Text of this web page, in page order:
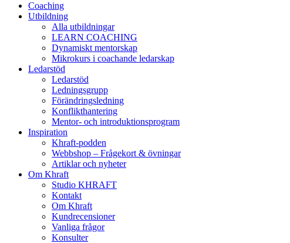
Coaching
Utbildning
Alla utbildningar
LEARN COACHING
Dynamiskt mentorskap
Mikrokurs i coachande ledarskap
Ledarstöd
Ledarstöd
Ledningsgrupp
Förändringsledning
Konflikthantering
Mentor- och introduktionsprogram
Inspiration
Khraft-podden
Webbshop – Frågekort & övningar
Artiklar och nyheter
Om Khraft
Studio KHRAFT
Kontakt
Om Khraft
Kundrecensioner
Vanliga frågor
Konsulter